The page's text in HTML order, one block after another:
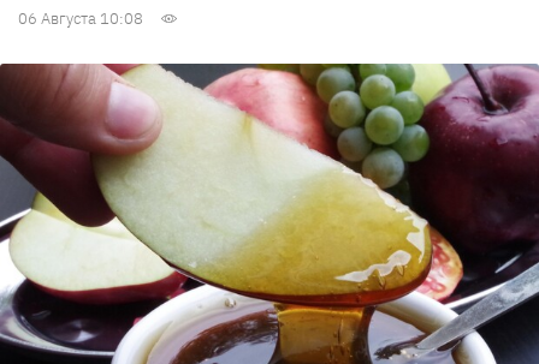
06 Августа 10:08